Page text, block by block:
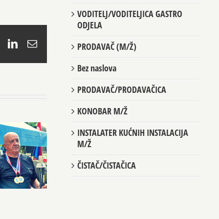
LinkedIn
Email
VODITELJ/VODITELJICA GASTRO
ODJELA
PRODAVAČ (M/Ž)
Bez naslova
PRODAVAČ/PRODAVAČICA
KONOBAR M/Ž
INSTALATER KUĆNIH INSTALACIJA
M/Ž
ČISTAČ/ČISTAČICA